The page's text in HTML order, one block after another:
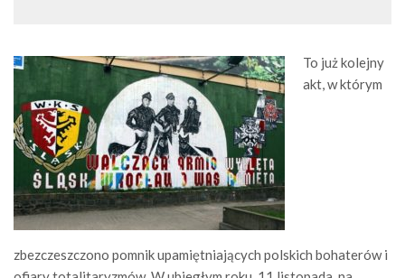
To już kolejny
akt, w którym
zbezczeszczono pomnik upamiętniających polskich bohaterów i